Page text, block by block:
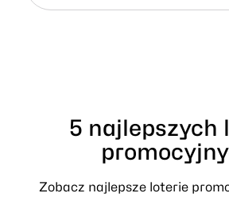
5 najlepszych
Zobacz najlepsze loterie